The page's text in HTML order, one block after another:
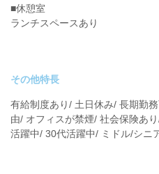
■休憩室
ランチスペースあり
その他特長
有給制度あり/ 土日休み/ 長期勤
由/ オフィスが禁煙/ 社会保険あ
活躍中/ 30代活躍中/ ミドル/シニ